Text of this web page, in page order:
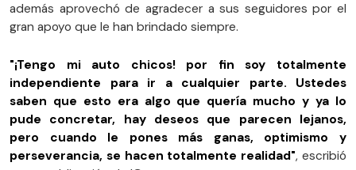
además aprovechó de agradecer a sus seguidores por el
gran apoyo que le han brindado siempre.
"¡Tengo mi auto chicos! por fin soy totalmente
independiente para ir a cualquier parte. Ustedes
saben que esto era algo que quería mucho y ya lo
pude concretar, hay deseos que parecen lejanos,
pero cuando le pones más ganas, optimismo y
perseverancia, se hacen totalmente realidad", escribió